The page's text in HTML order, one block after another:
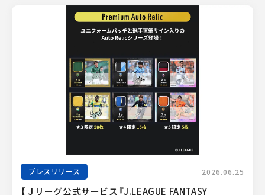
プレスリリース 2026.06.25
【Ｊリーグ公式サービス『J.LEAGUE FANTASY